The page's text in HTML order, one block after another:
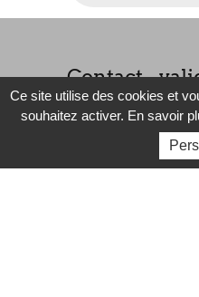
Contact -
compétences
Ce site utilise des cookies et
souhaitez activer. En savoir